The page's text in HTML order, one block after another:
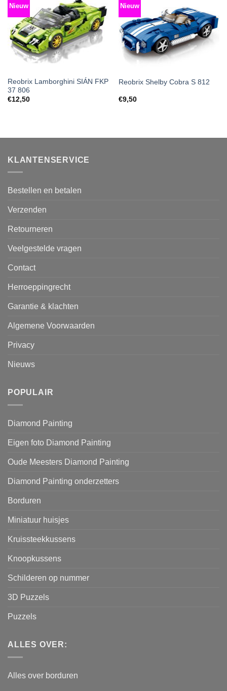
Nieuw
Reobrix Lamborghini SIÁN FKP
37 806
€12,50
Nieuw
Reobrix Shelby Cobra S 812
€9,50
KLANTENSERVICE
Bestellen en betalen
Verzenden
Retourneren
Veelgestelde vragen
Contact
Herroeppingrecht
Garantie & klachten
Algemene Voorwaarden
Privacy
Nieuws
POPULAIR
Diamond Painting
Eigen foto Diamond Painting
Oude Meesters Diamond Painting
Diamond Painting onderzetters
Borduren
Miniatuur huisjes
Kruissteekkussens
Knoopkussens
Schilderen op nummer
3D Puzzels
Puzzels
ALLES OVER:
Alles over borduren